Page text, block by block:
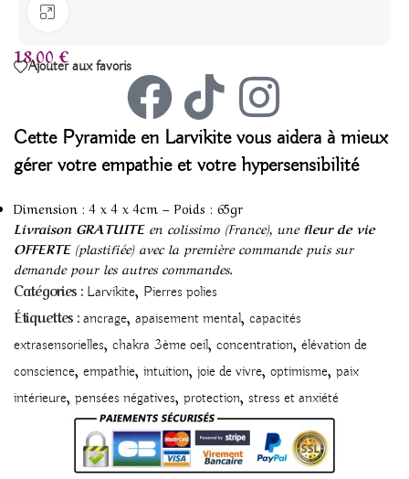
18,00€
Ajouter aux favoris
Cette Pyramide en Larvikite vous aidera à mieux
gérer votre empathie et votre hypersensibilité
Dimension : 4 x 4 x 4cm – Poids : 65gr
Livraison GRATUITEen colissimo (France), une fleur de vie
OFFERTE(plastifiée) avec la première commande puis sur
demande pour les autres commandes.
Catégories : Larvikite, Pierres polies
Étiquettes : ancrage, apaisement mental, capacités
extrasensorielles, chakra 3ème oeil, concentration, élévation de
conscience, empathie, intuition, joie de vivre, optimisme, paix
intérieure, pensées négatives, protection, stress et anxiété